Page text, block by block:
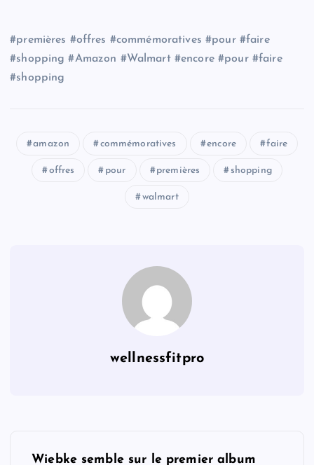
#premières #offres #commémoratives #pour #faire
#shopping #Amazon #Walmart #encore #pour #faire
#shopping
amazon commémoratives encore faire
offres pour premières shopping
walmart
wellnessfitpro
Wiebke semble sur le premier album